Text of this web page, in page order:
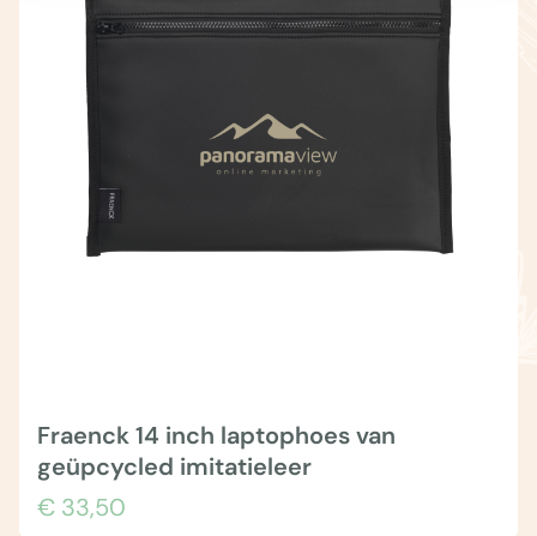
Fraenck 14 inch laptophoes van
geüpcycled imitatieleer
€ 33,50